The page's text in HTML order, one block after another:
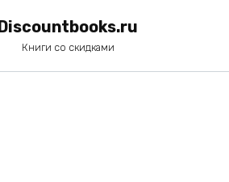
Discountbooks.ru
Книги со скидками